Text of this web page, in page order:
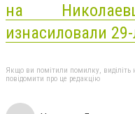
на
изнасиловали
Якщо ви помітили помилку, виділіть
повідомити про це редакцію